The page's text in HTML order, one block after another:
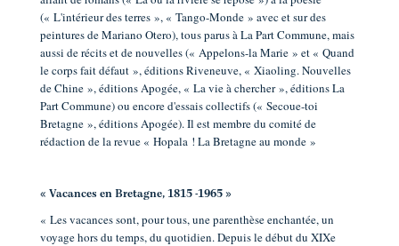
(« L'intérieur des terres », « Tango-Monde » avec et sur des
peintures de Mariano Otero), tous parus à La Part Commune, mais
aussi de récits et de nouvelles (« Appelons-la Marie » et « Quand
le corps fait défaut », éditions Riveneuve, « Xiaoling. Nouvelles
de Chine », éditions Apogée, « La vie à chercher », éditions La
Part Commune) ou encore d'essais collectifs (« Secoue-toi
Bretagne », éditions Apogée). Il est membre du comité de
rédaction de la revue « Hopala ! La Bretagne au monde »
« Vacances en Bretagne, 1815 -1965 »
« Les vacances sont, pour tous, une parenthèse enchantée, un
voyage hors du temps, du quotidien. Depuis le début du XIXe